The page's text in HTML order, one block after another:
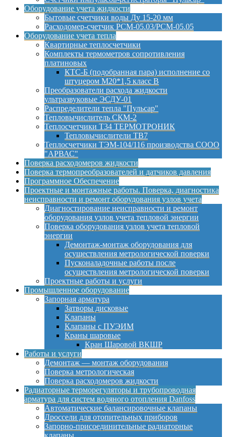
Оборудование учета жидкости
Бытовые счетчики воды Ду 15-20 мм
Расходомер-счетчик РСМ-05.03/РСМ-05.05
Оборудование учета тепла
Квартирные теплосчетчики
Комплекты термометров сопротивления
платиновых
КТС-Б (подобранная пара) исполнение со
штуцером М20*1,5 класс B
Преобразователи расхода жидкости
ультразвуковые ЭСДУ-01
Распределители тепла "Пульсар"
Тепловычислитель СКМ-2
Теплосчетчики Т34 ТЕРМОТРОНИК
Тепловычислители ТВ7
Теплосчетчики ТЭМ-104/116 производства СООО
"АРВАС"
Поверка расходомеров жидкости
Поверка термопреобразователей и датчиков давления
Программное Обеспечение
Проектные и монтажные работы. Поверка, диагностика
неисправности и ремонт оборудования узлов учета
Диагностирование неисправности и ремонт
оборудования узлов учета тепловой энергии
Поверка оборудования узлов учета тепловой
энергии
Демонтаж-монтаж оборудования для
осуществления метрологической поверки
Пусконаладочные работы после
осуществления метрологической поверки
Проектные работы и услуги
Промышленное оборудование
Запорная арматура
Затворы дисковые
Клапаны
Клапаны с ПУЭИМ
Краны шаровые
Кран Шаровой ВКШР
Работы и услуги
Демонтаж — монтаж оборудования
Поверка метрологическая
Поверка расходомеров жидкости
Радиаторные терморегуляторы и трубопроводная
арматура для систем водяного отопления Danfoss
Автоматические балансировочные клапаны
Дроссели для отопительных приборов
Запорно-присоединительные радиаторные
клапаны